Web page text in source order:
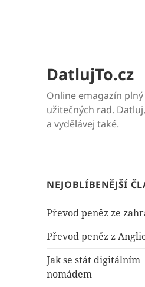
DatlujTo.cz
Online emagazín plný
užitečných rad.
a vydělávej také.
NEJOBLÍBENĚJŠÍ
Převod peněz ze
Převod peněz z
Jak se stát digitálním
nomádem